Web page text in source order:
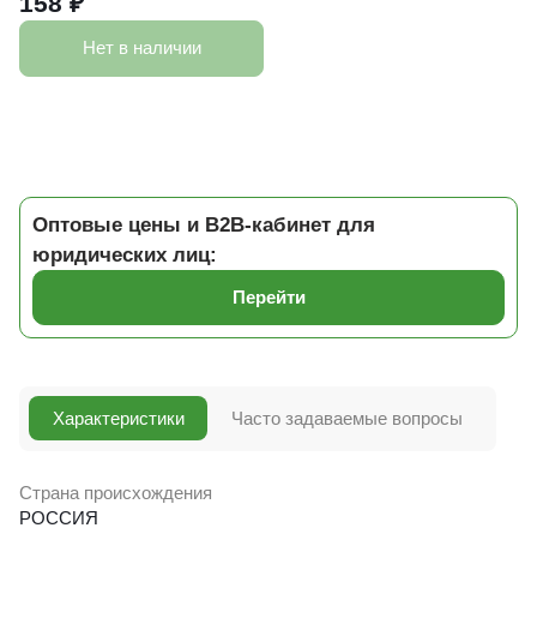
Нет в наличии
Оптовые цены и B2B-кабинет для
юридических лиц:
Перейти
Характеристики
Страна происхождения
РОССИЯ
Часто задаваемые вопросы